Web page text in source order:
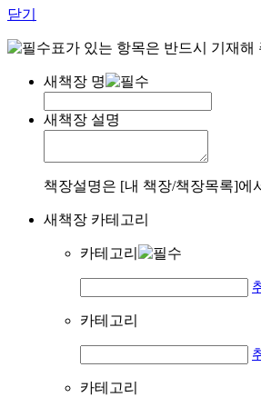
닫기
표가 있는 항목은 반드시 기재해
새책장 명
새책장 설명
책장설명은 [내 책장/책장목록]에
새책장 카테고리
카테고리
카테고리
카테고리